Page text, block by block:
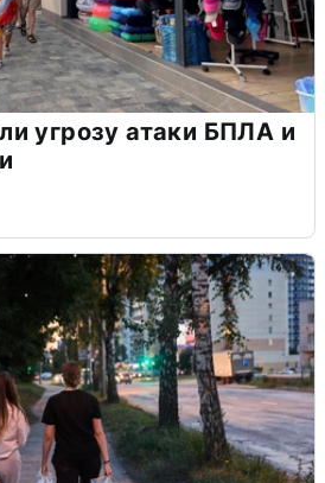
угрозу атаки БПЛА и